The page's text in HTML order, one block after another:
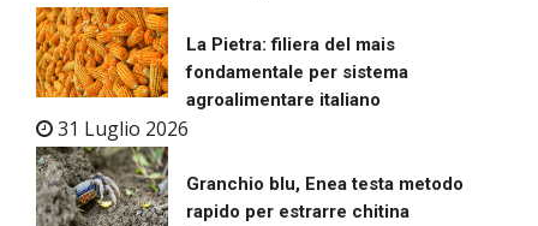
La Pietra: filiera del mais
fondamentale per sistema
agroalimentare italiano
31 Luglio 2026
Granchio blu, Enea testa metodo
rapido per estrarre chitina